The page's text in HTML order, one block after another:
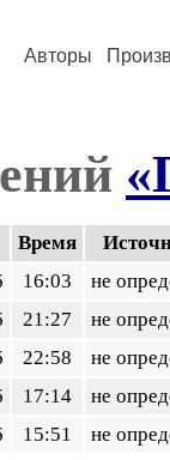
Авторы
Время
16:03
не
21:27
не
22:58
не
17:14
не
15:51 не